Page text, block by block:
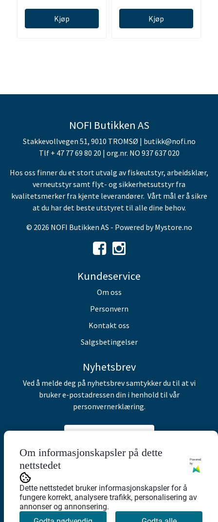
Kjøp Kjøp
Om informasjonskapsler på dette
nettstedet
Powered
by
Dette nettstedet bruker informasjonskapsler for å
fungere korrekt, analysere trafikk, personalisering av
annonser og annonsering.
NOFI Butikken AS
Stakkevollvegen 51, 9010 TROMSØ | butikk@nofi.no
Tlf + 47 77 69 80 20 | org.nr. NO 937 637 020
Hos oss finner du et stort utvalg av fiskeutstyr, arbeidsklær,
verneutstyr samt flyt- og sikkerhetsutstyr fra
kvalitetsmerker fra kjente leverandører. Vårt mål er å sikre
at du har det beste utstyret til alle dine behov.
© 2026 NOFI Butikken AS - Powered byMystore.no
Kundeservice
Om oss
Personvern
Kontakt oss
Salgsbetingelser
Nyhetsbrev
Ved å melde deg på nyhetsbrev samtykker du til at vi
bruker e-postadressen din i henhold til vår
personvernerklæring.
Abonner på nyhetsbrev